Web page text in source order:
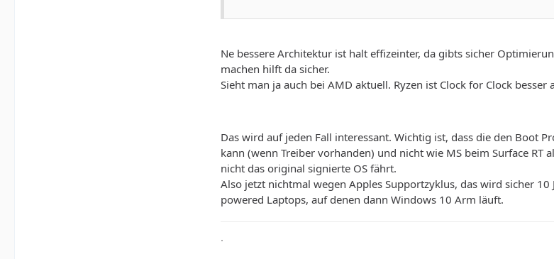
Ne bessere Architektur ist halt effizeinter, da gibts sicher
machen hilft da sicher.
Sieht man ja auch bei AMD aktuell. Ryzen ist Clock for Clock
Das wird auf jeden Fall interessant. Wichtig ist, dass die den Boot
kann (wenn Treiber vorhanden) und nicht wie MS beim Surface
nicht das original signierte OS fährt.
Also jetzt nichtmal wegen Apples Supportzyklus, das wird sicher
powered Laptops, auf denen dann Windows 10 Arm läuft.
.